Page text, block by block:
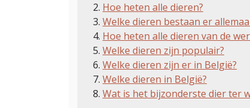
Hoe heten alle dieren?
Welke dieren bestaan er
Hoe heten alle dieren van de
Welke dieren zijn populair?
Welke dieren zijn er in België?
Welke dieren in België?
Wat is het bijzonderste dier ter